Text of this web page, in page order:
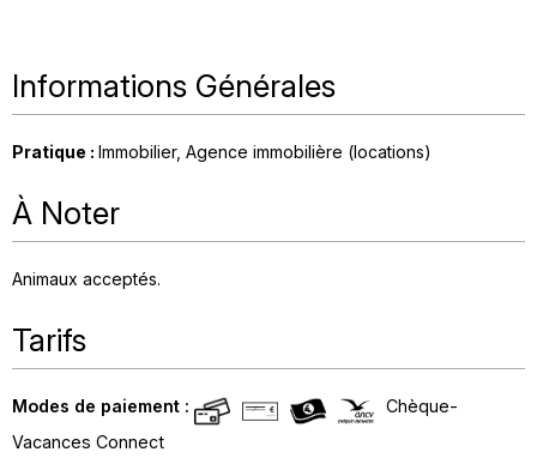
Informations Générales
Pratique : Immobilier Agence immobilière (locations)
À Noter
Animaux acceptés
Tarifs
Modes de paiement :
Chèque-
Vacances Connect